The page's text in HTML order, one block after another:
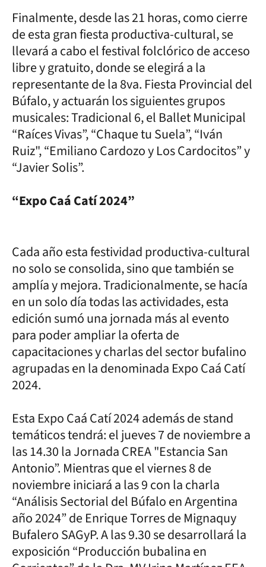
Finalmente, desde las 21 horas, como cierre
de esta gran fiesta productiva-cultural, se
llevará a cabo el festival folclórico de acceso
libre y gratuito, donde se elegirá a la
representante de la 8va. Fiesta Provincial del
Búfalo, y actuarán los siguientes grupos
musicales: Tradicional 6, el Ballet Municipal
“Raíces Vivas”, “Chaque tu Suela”, “Iván
Ruiz", “Emiliano Cardozo y Los Cardocitos” y
“Javier Solis”.
“Expo Caá Catí 2024”
Cada año esta festividad productiva-cultural
no solo se consolida, sino que también se
amplía y mejora. Tradicionalmente, se hacía
en un solo día todas las actividades, esta
edición sumó una jornada más al evento
para poder ampliar la oferta de
capacitaciones y charlas del sector bufalino
agrupadas en la denominada Expo Caá Catí
2024.
Esta Expo Caá Catí 2024 además de stand
temáticos tendrá: el jueves 7 de noviembre a
las 14.30 la Jornada CREA "Estancia San
Antonio”. Mientras que el viernes 8 de
noviembre iniciará a las 9 con la charla
“Análisis Sectorial del Búfalo en Argentina
año 2024” de Enrique Torres de Mignaquy
Bufalero SAGyP. A las 9.30 se desarrollará la
exposición “Producción bubalina en